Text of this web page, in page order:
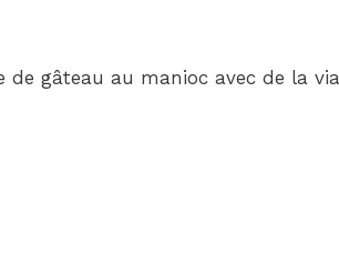
de gâteau au manioc avec de la